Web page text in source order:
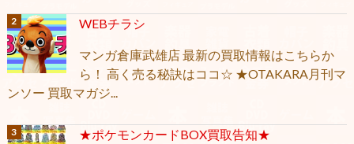
WEBチラシ
マンガ倉庫武雄店 最新の買取情報はこちらか
ら！ 高く売る秘訣はココ☆ ★OTAKARA月刊マ
ンソー 買取マガジ...
★ポケモンカードBOX買取告知★